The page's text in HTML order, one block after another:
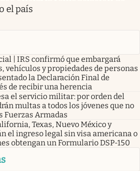
el país
| IRS confirmó que embargará
vehículos y propiedades de personas
la Declaración Final de
de recibir una herencia
el servicio militar: por orden del
multas a todos los jóvenes que no
Fuerzas Armadas
Texas, Nuevo México y
el ingreso legal sin visa americana o
obtengan un Formulario DSP-150